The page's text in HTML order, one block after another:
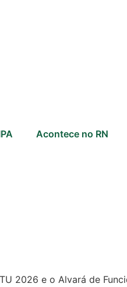
Acontece no RN
2026 e o Alvará de